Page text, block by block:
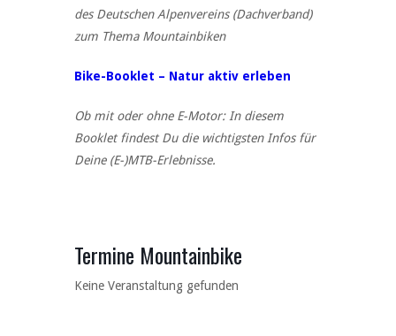
des Deutschen Alpenvereins (Dachverband)
zum Thema Mountainbiken
Bike-Booklet – Natur aktiv erleben
Ob mit oder ohne E-Motor: In diesem
Booklet findest Du die wichtigsten Infos für
Deine (E-)MTB-Erlebnisse.
Termine Mountainbike
Keine Veranstaltung gefunden